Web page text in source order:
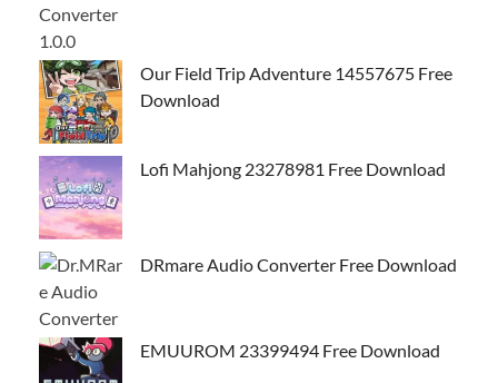
Our Field Trip Adventure 14557675 Free
Download
Lofi Mahjong 23278981 Free Download
DRmare Audio Converter Free Download
EMUUROM 23399494 Free Download